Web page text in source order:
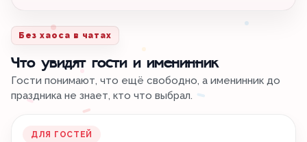
Без хаоса в чатах
Что увидят гости и именинник
Гости понимают, что ещё свободно, а именинник до
праздника не знает, кто что выбрал.
ДЛЯ ГОСТЕЙ